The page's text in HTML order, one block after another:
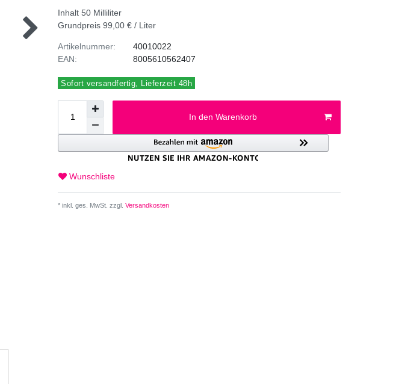
Inhalt 50 Milliliter
Grundpreis 99,00 € / Liter
Artikelnummer:
EAN:
40010022
8005610562407
Sofort versandfertig, Lieferzeit 48h
In den Warenkorb
Wunschliste
* inkl. ges. MwSt. zzgl. Versandkosten